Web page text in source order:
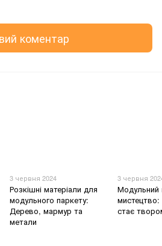
коментар
3 червня 2024
Розкішні матеріали для
модульного паркету:
Дерево, мармур та
метали
3 червня
Модульний
мистецтво:
стає